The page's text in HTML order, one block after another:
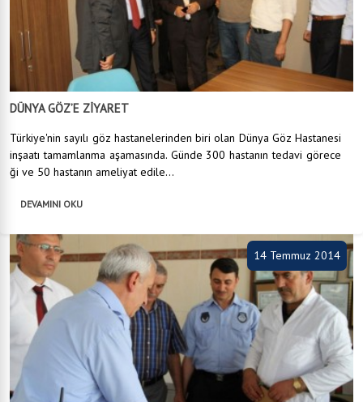
DÜNYA GÖZ’E ZİYARET
Türkiye'nin sayılı göz hastanelerinden biri olan Dünya Göz Hastanesi
inşaatı tamamlanma aşamasında. Günde 300 hastanın tedavi görece
ği ve 50 hastanın ameliyat edile...
DEVAMINI OKU
14 Temmuz 2014